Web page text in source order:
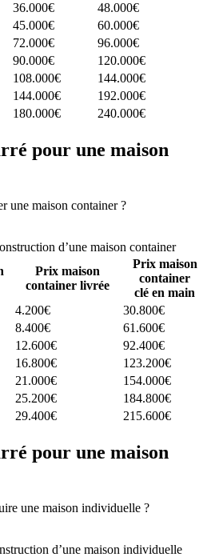
36.000€
48.000€
45.000€
60.000€
72.000€
96.000€
90.000€
120.000€
108.000€
144.000€
144.000€
192.000€
180.000€ 240.000€
pour une maison
une maison container ?
d’une maison container
Prix maison
container livrée
Prix maison
container
clé en main
4.200€
30.800€
8.400€
61.600€
12.600€
92.400€
16.800€
123.200€
21.000€
154.000€
25.200€
184.800€
29.400€ 215.600€
pour une maison
une maison individuelle ?
d’une maison individuelle